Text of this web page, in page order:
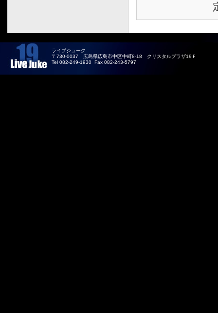
ライブジューク
〒730-0037 広島県広島市中区中町8-18 クリスタルプラザ19Ｆ
Tel 082-249-1930 Fax 082-243-5797